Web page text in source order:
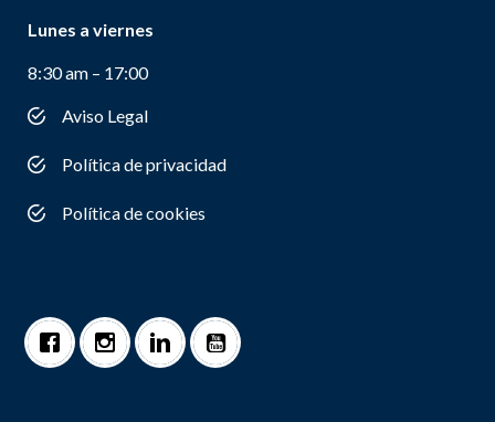
Lunes a viernes
8:30 am – 17:00
Aviso Legal
Política de privacidad
Política de cookies